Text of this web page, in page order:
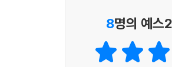
8명의 예스